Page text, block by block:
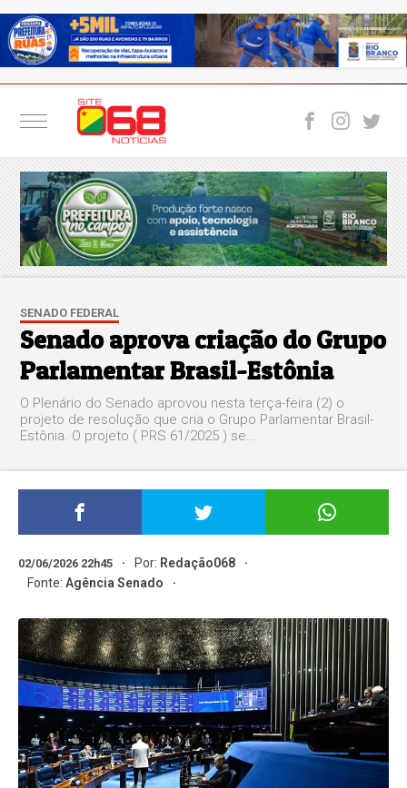
SENADO FEDERAL
Senado aprova criação do Grupo
Parlamentar Brasil-Estônia
O Plenário do Senado aprovou nesta terça-feira (2) o
projeto de resolução que cria o Grupo Parlamentar Brasil-
Estônia. O projeto ( PRS 61/2025 ) se...
02/06/2026 22h45 Por: Redação068
Fonte:Agência Senado